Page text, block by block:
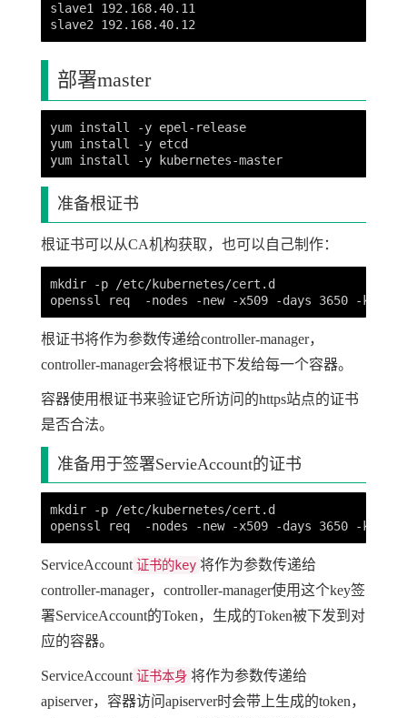
slave1 192.168.40.11
部署master
yum install -y epel-release
yum install -y etcd
准备根证书
根证书可以从CA机构获取，也可以自己制作：
mkdir -p /etc/kubernetes/cert.d
根证书将作为参数传递给controller-manager，
controller-manager会将根证书下发给每一个容器。
容器使用根证书来验证它所访问的https站点的证书
是否合法。
准备用于签署ServieAccount的证书
mkdir -p /etc/kubernetes/cert.d
ServiceAccount 证书的key 将作为参数传递给
controller-manager，controller-manager使用这个key签
署ServiceAccount的Token，生成的Token被下发到对
应的容器。
ServiceAccount 证书本身 将作为参数传递给
apiserver，容器访问apiserver时会带上生成的token，